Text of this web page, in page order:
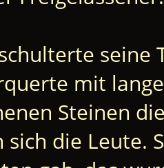
seine
mit
Steinen
sich die Leute.